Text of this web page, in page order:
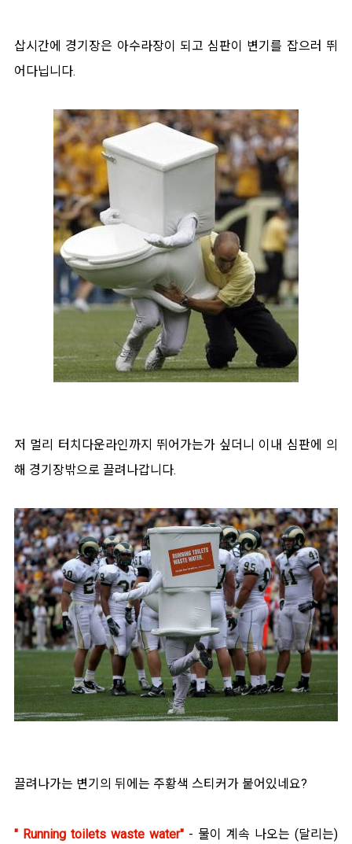
삽시간에 경기장은 아수라장이 되고 심판이 변기를 잡으러 뛰
어다닙니다.
저 멀리 터치다운라인까지 뛰어가는가 싶더니 이내 심판에 의
해 경기장밖으로 끌려나갑니다.
끌려나가는 변기의 뒤에는 주황색 스티커가 붙어있네요?
" Running toilets waste water" - 물이 계속 나오는 (달리는)